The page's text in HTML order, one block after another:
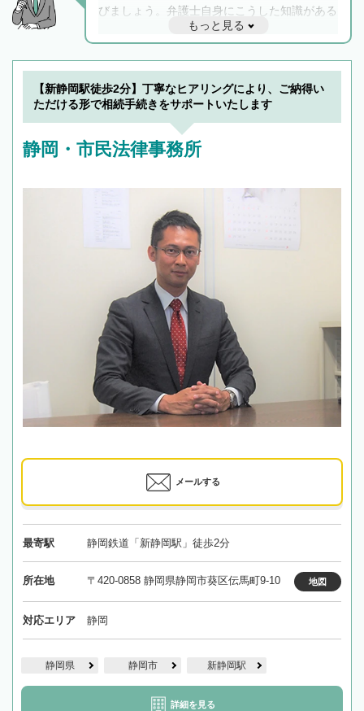
びましょう。弁護士自身にこうした知識がある
と他士業との連携もスムーズに進み、トラブル
解決のみならず相続をトータルで任せることが
できます。また、相続は感情がからむ分野なの
でフィーリングも重要です。実際に電話や面談
で複数の弁護士と会話をしてウマが合う方に依
もっと見る
【新静岡駅徒歩2分】丁寧なヒアリングにより、ご納得い
ただける形で相続手続きをサポートいたします
静岡・市民法律事務所
メールする
最寄駅 静岡鉄道「新静岡駅」徒歩2分
所在地 〒420-0858 静岡県静岡市葵区伝馬町9-10 地図
対応エリア 静岡
静岡県 静岡市 新静岡駅
詳細を見る